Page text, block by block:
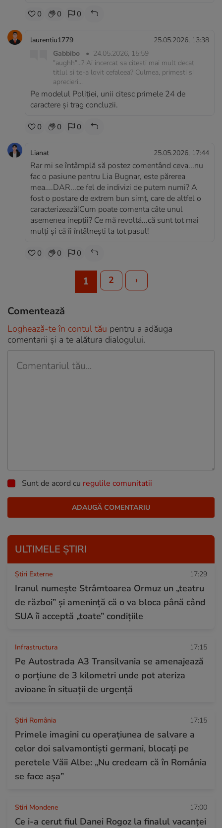
0 0 0
laurentiu1779
25.05.2026, 13:38
Gabbibo
• 24.05.2026, 15:59
"aughh"...? Ai incercat sa citesti mai mult decat
titlul si te-a lovit cefaleea? Culmea, primesti si
aprecieri...
Pe modelul Poliției, unii citesc primele 24 de
caractere și trag concluzii.
0 0 0
Lianat 25.05.2026, 17:44
Rar mi se întâmplă să postez comentând ceva...nu
fac o pasiune pentru Lia Bugnar, este părerea
mea....DAR...ce fel de indivizi de putem numi? A
fost o postare de extrem bun simț, care de altfel o
caracterizează!Cum poate comenta câte unul
asemenea inepții? Ce mă revoltă...că sunt tot mai
mulți și că îi întâlnești la tot pasul!
0 0 0
1 2 ›
Comentează
Loghează-te în contul tău pentru a adăuga
comentarii și a te alătura dialogului.
Sunt de acord cu regulile comunitatii
ULTIMELE ȘTIRI
Știri Externe 17:29
Iranul numește Strâmtoarea Ormuz un „teatru
de război” și amenință că o va bloca până când
SUA îi acceptă „toate” condițiile
Infrastructura 17:15
Pe Autostrada A3 Transilvania se amenajează
o porțiune de 3 kilometri unde pot ateriza
avioane în situații de urgență
Știri România 17:15
Primele imagini cu operațiunea de salvare a
celor doi salvamontiști germani, blocați pe
peretele Văii Albe: „Nu credeam că în România
se face așa”
Stiri Mondene 17:00
Ce i-a cerut fiul Danei Rogoz la finalul vacanței